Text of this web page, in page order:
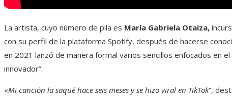
La artista, cuyo número de pila es María Gabriela Otaiza,
con su perfil de la plataforma Spotify, después de hacerse
en 2021 lanzó de manera formal varios sencillos enfocados en
innovador”.
«Mi canción la saqué hace seis meses y se hizo viral en TikTok”,